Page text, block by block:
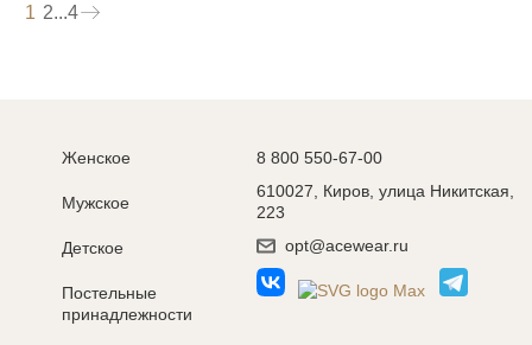
1 2...4
Женское
Мужское
Детское
Постельные
принадлежности
8 800 550-67-00
610027, Киров, улица Никитская,
223
opt@acewear.ru